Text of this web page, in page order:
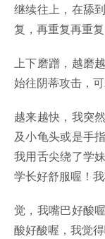
继续往上，在舔
复，再重复再重
上下磨蹭，越磨
始往阴蒂攻击，
越来越快，我突
及小龟头或是手
我用舌尖绕了学
学长好舒服喔！
觉，我嘴巴好酸
酸好酸喔，我觉